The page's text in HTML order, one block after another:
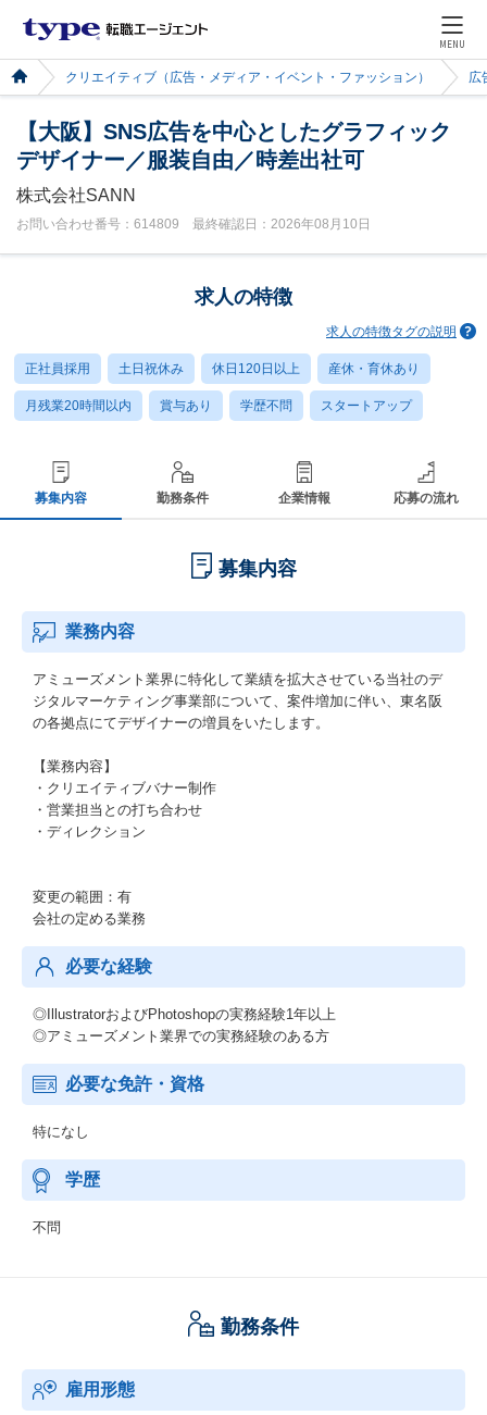
MENU
クリエイティブ（広告・メディア・イベント・ファッション） 広
【大阪】SNS広告を中心としたグラフィック
デザイナー／服装自由／時差出社可
株式会社SANN
お問い合わせ番号：614809 最終確認日：2026年08月10日
求人の特徴
求人の特徴タグの説明
正社員採用 土日祝休み 休日120日以上 産休・育休あり
月残業20時間以内 賞与あり 学歴不問 スタートアップ
募集内容 勤務条件 企業情報 応募の流れ
募集内容
業務内容
アミューズメント業界に特化して業績を拡大させている当社のデ
ジタルマーケティング事業部について、案件増加に伴い、東名阪
の各拠点にてデザイナーの増員をいたします。
【業務内容】
・クリエイティブバナー制作
・営業担当との打ち合わせ
・ディレクション
変更の範囲：有
会社の定める業務
必要な経験
◎IllustratorおよびPhotoshopの実務経験1年以上
◎アミューズメント業界での実務経験のある方
必要な免許・資格
特になし
学歴
不問
勤務条件
雇用形態